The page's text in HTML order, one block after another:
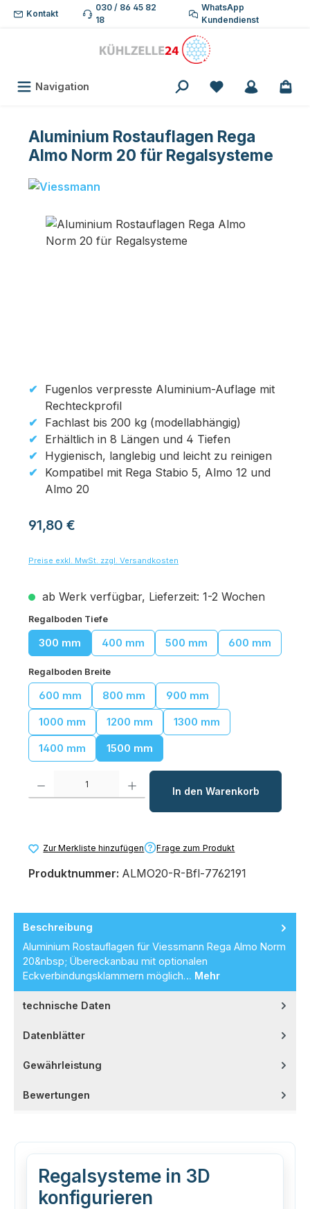
Zum Hauptinhalt springen
Kontakt
030 / 86 45 82
18
WhatsApp
Kundendienst
Navigation Du hast 0
Aluminium Rostauflagen Rega
Almo Norm 20 für Regalsysteme
Bildergalerie überspringen
Fugenlos verpresste Aluminium-Auflage mit
Rechteckprofil
Fachlast bis 200 kg (modellabhängig)
Erhältlich in 8 Längen und 4 Tiefen
Hygienisch, langlebig und leicht zu reinigen
Kompatibel mit Rega Stabio 5, Almo 12 und
Almo 20
Regulärer Preis:
91,80 €
Preise exkl. MwSt. zzgl. Versandkosten
ab Werk verfügbar, Lieferzeit: 1-2 Wochen
Regalboden Tiefeauswählen
300 mm 400 mm 500 mm 600 mm
Regalboden Breiteauswählen
600 mm 800 mm
900 mm
1000 mm
1200 mm
1300 mm
1400 mm
1500 mm
Produkt Anzahl: Gib den gewünschten Wert ein oder benutze die
In den Warenkorb
Zur Merkliste hinzufügen Frage zum Produkt
Produktnummer: ALMO20-R-Bfl-7762191
Beschreibung
Aluminium Rostauflagen für Viessmann Rega Almo Norm
20&nbsp; Übereckanbau mit optionalen
Eckverbindungsklammern möglich… Mehr
technische Daten
Datenblätter
Gewährleistung
Bewertungen
Regalsysteme in 3D
konfigurieren